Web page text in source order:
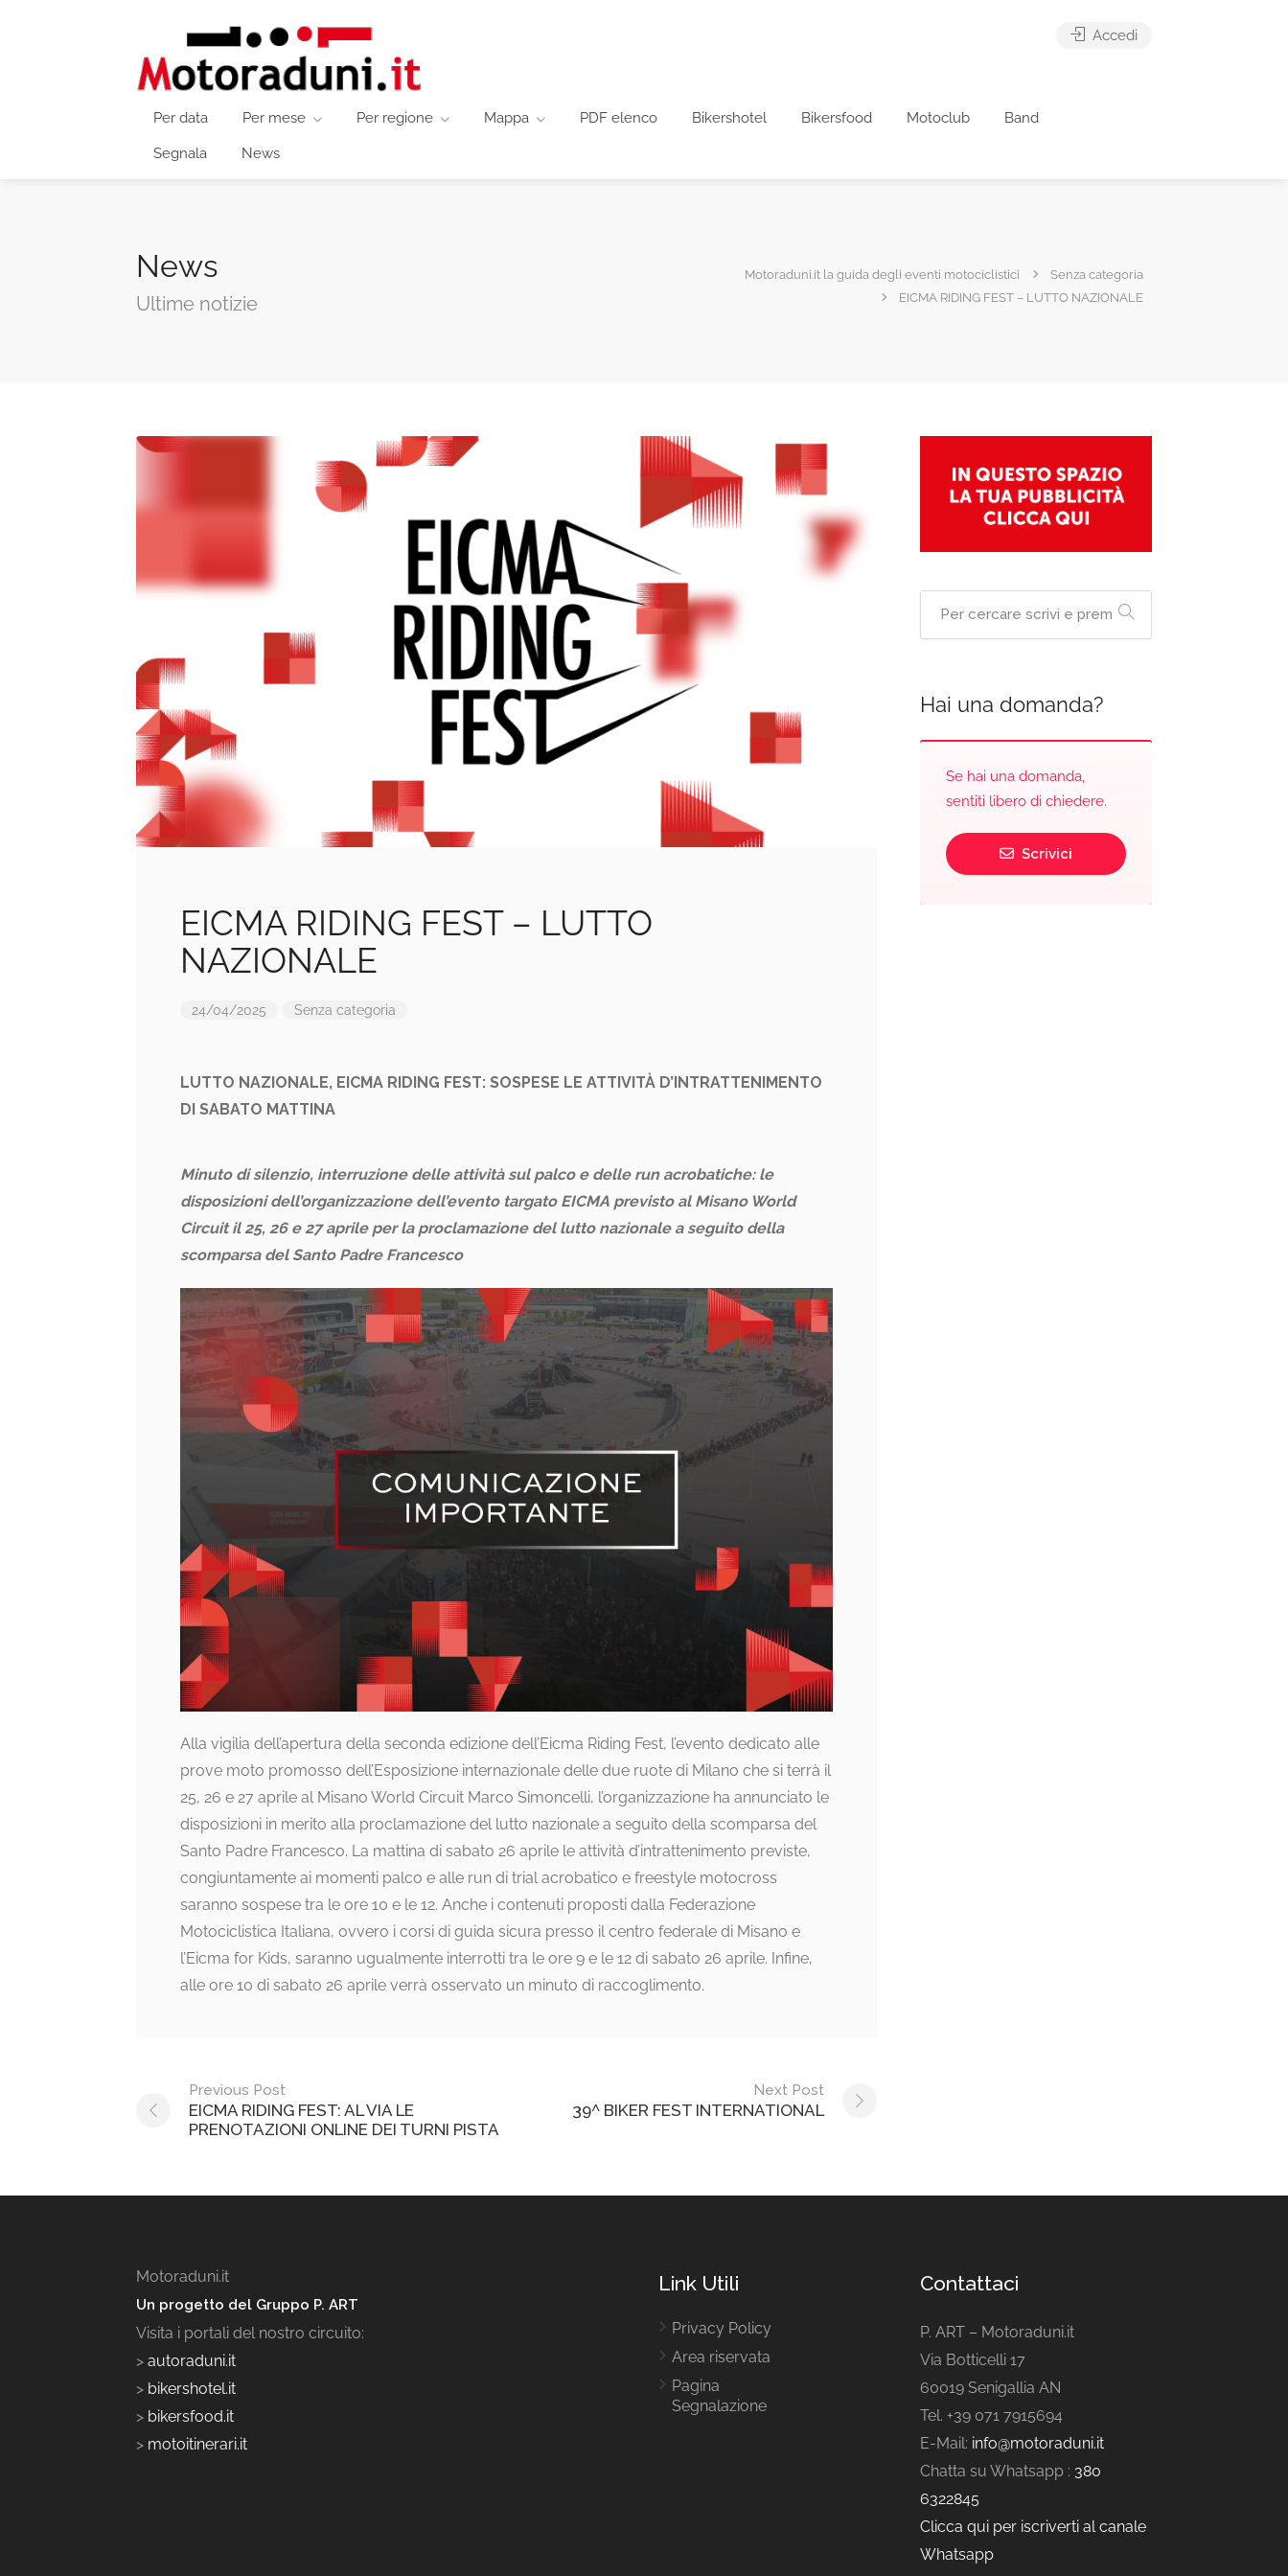
Per data Per mese Per regione Mappa PDF elenco Bikershotel Bikersfood Motoclub Band
Segnala News
Accedi
News
Ultime notizie
Motoraduni.it la guida degli eventi motociclistici
Senza categoria
EICMA RIDING FEST – LUTTO NAZIONALE
EICMA RIDING FEST – LUTTO
NAZIONALE
24/04/2025 Senza categoria
LUTTO NAZIONALE, EICMA RIDING FEST: SOSPESE LE ATTIVITÀ D’INTRATTENIMENTO
DI SABATO MATTINA
Minuto di silenzio, interruzione delle attività sul palco e delle run acrobatiche: le
disposizioni dell’organizzazione dell’evento targato EICMA previsto al Misano World
Circuit il 25, 26 e 27 aprile per la proclamazione del lutto nazionale a seguito della
scomparsa del Santo Padre Francesco
Alla vigilia dell’apertura della seconda edizione dell’Eicma Riding Fest, l’evento dedicato alle
prove moto promosso dell’Esposizione internazionale delle due ruote di Milano che si terrà il
25, 26 e 27 aprile al Misano World Circuit Marco Simoncelli, l’organizzazione ha annunciato le
disposizioni in merito alla proclamazione del lutto nazionale a seguito della scomparsa del
Santo Padre Francesco. La mattina di sabato 26 aprile le attività d’intrattenimento previste,
congiuntamente ai momenti palco e alle run di trial acrobatico e freestyle motocross
saranno sospese tra le ore 10 e le 12. Anche i contenuti proposti dalla Federazione
Motociclistica Italiana, ovvero i corsi di guida sicura presso il centro federale di Misano e
l’Eicma for Kids, saranno ugualmente interrotti tra le ore 9 e le 12 di sabato 26 aprile. Infine,
alle ore 10 di sabato 26 aprile verrà osservato un minuto di raccoglimento.
Post
navigation
Previous Post
EICMA RIDING FEST: AL VIA LE
PRENOTAZIONI ONLINE DEI TURNI PISTA
Next Post
39^ BIKER FEST INTERNATIONAL
Hai una domanda?
Se hai una domanda,
sentiti libero di chiedere.
Scrivici
Motoraduni.it
Un progetto del Gruppo P. ART
Visita i portali del nostro circuito:
> autoraduni.it
> bikershotel.it
> bikersfood.it
> motoitinerari.it
Link Utili
Privacy Policy
Area riservata
Pagina
Segnalazione
Contattaci
P. ART – Motoraduni.it
Via Botticelli 17
60019 Senigallia AN
Tel. +39 071 7915694
E-Mail: info@motoraduni.it
Chatta su Whatsapp : 380
6322845
Clicca qui per iscriverti al canale
Whatsapp